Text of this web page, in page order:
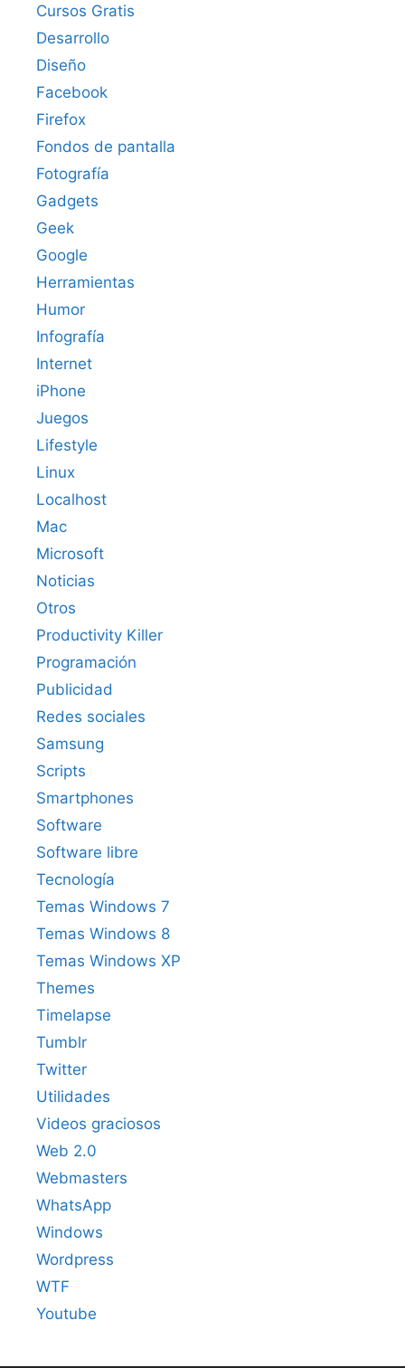
Cursos Gratis
Desarrollo
Diseño
Facebook
Firefox
Fondos de pantalla
Fotografía
Gadgets
Geek
Google
Herramientas
Humor
Infografía
Internet
iPhone
Juegos
Lifestyle
Linux
Localhost
Mac
Microsoft
Noticias
Otros
Productivity Killer
Programación
Publicidad
Redes sociales
Samsung
Scripts
Smartphones
Software
Software libre
Tecnología
Temas Windows 7
Temas Windows 8
Temas Windows XP
Themes
Timelapse
Tumblr
Twitter
Utilidades
Videos graciosos
Web 2.0
Webmasters
WhatsApp
Windows
Wordpress
WTF
Youtube